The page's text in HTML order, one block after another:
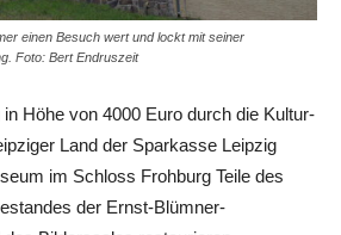
einen Besuch wert und lockt mit seiner
Foto: Bert Endruszeit
Höhe von 4000 Euro durch die Kultur-
Land der Sparkasse Leipzig
im Schloss Frohburg Teile des
der Ernst-Blümner-